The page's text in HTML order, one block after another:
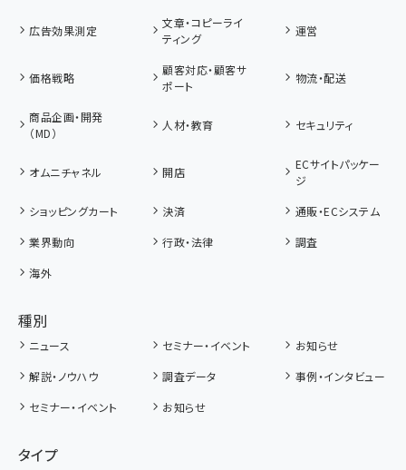
広告効果測定
文章・コピーライ
ティング
運営
価格戦略
顧客対応・顧客サ
ポート
物流・配送
商品企画・開発
（MD）
人材・教育 セキュリティ
オムニチャネル 開店
ECサイトパッケー
ジ
ショッピングカート
決済
通販・ECシステム
業界動向
行政・法律
調査
海外
種別
ニュース セミナー・イベント
お知らせ
解説・ノウハウ
調査データ
事例・インタビュー
セミナー・イベント
お知らせ
タイプ